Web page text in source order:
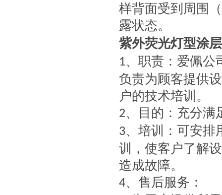
样背面受到周围
露状态。
紫外荧光灯型涂
1、职责：爱佩公
负责为顾客提供
户的技术培训。
2、目的：充分满
3、培训：可安排
训，使客户了解
造成故障。
4、售后服务：